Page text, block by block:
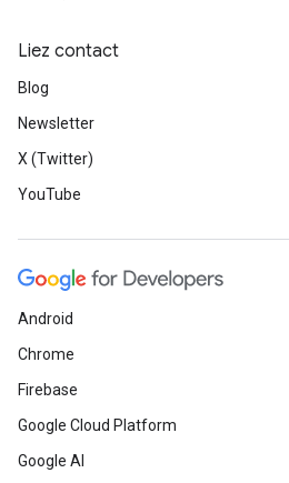
Liez contact
Blog
Newsletter
X (Twitter)
YouTube
Android
Chrome
Firebase
Google Cloud Platform
Google AI